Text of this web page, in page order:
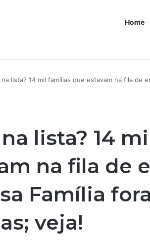
Home
lista? 14 mil famílias que estavam na fila de
lista? 14
na fila de
Família
veja!